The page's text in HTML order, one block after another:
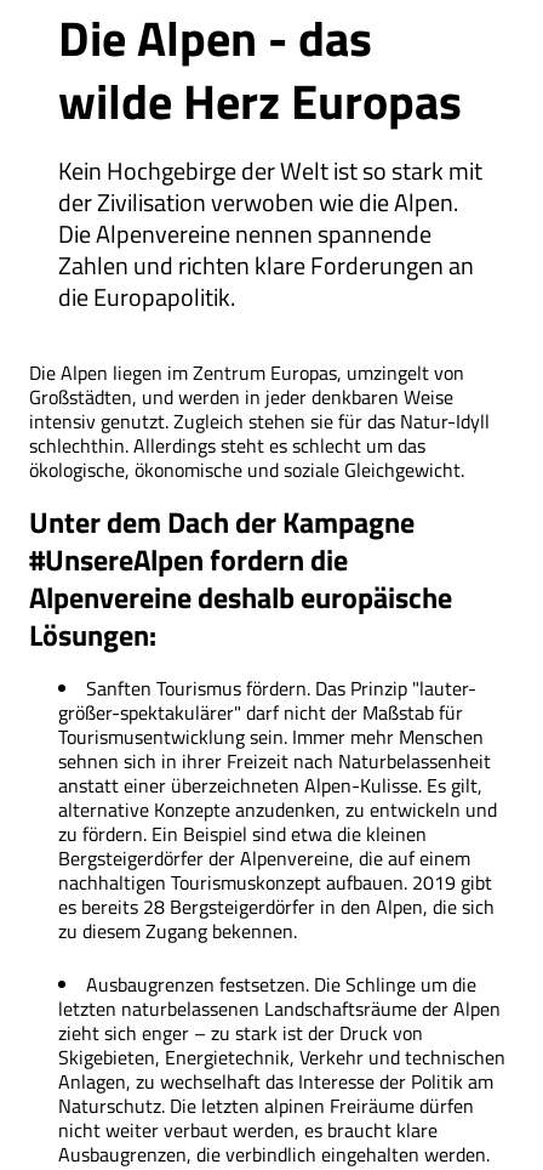
Die Alpen - das
wilde Herz Europas
Kein Hochgebirge der Welt ist so stark mit
der Zivilisation verwoben wie die Alpen.
Die Alpenvereine nennen spannende
Zahlen und richten klare Forderungen an
die Europapolitik.
Die Alpen liegen im Zentrum Europas, umzingelt von
Großstädten, und werden in jeder denkbaren Weise
intensiv genutzt. Zugleich stehen sie für das Natur-Idyll
schlechthin. Allerdings steht es schlecht um das
ökologische, ökonomische und soziale Gleichgewicht.
Unter dem Dach der Kampagne
#UnsereAlpen fordern die
Alpenvereine deshalb europäische
Lösungen:
Sanften Tourismus fördern. Das Prinzip "lauter-
größer-spektakulärer" darf nicht der Maßstab für
Tourismusentwicklung sein. Immer mehr Menschen
sehnen sich in ihrer Freizeit nach Naturbelassenheit
anstatt einer überzeichneten Alpen-Kulisse. Es gilt,
alternative Konzepte anzudenken, zu entwickeln und
zu fördern. Ein Beispiel sind etwa die kleinen
Bergsteigerdörfer der Alpenvereine, die auf einem
nachhaltigen Tourismuskonzept aufbauen. 2019 gibt
es bereits 28 Bergsteigerdörfer in den Alpen, die sich
zu diesem Zugang bekennen.
Ausbaugrenzen festsetzen. Die Schlinge um die
letzten naturbelassenen Landschaftsräume der Alpen
zieht sich enger – zu stark ist der Druck von
Skigebieten, Energietechnik, Verkehr und technischen
Anlagen, zu wechselhaft das Interesse der Politik am
Naturschutz. Die letzten alpinen Freiräume dürfen
nicht weiter verbaut werden, es braucht klare
Ausbaugrenzen, die verbindlich eingehalten werden.